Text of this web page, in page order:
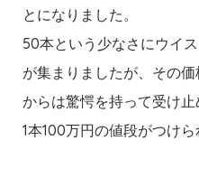
とになりました。
50本という少なさにウイ
が集まりましたが、その
からは驚愕を持って受け止
1本100万円の値段がつけら